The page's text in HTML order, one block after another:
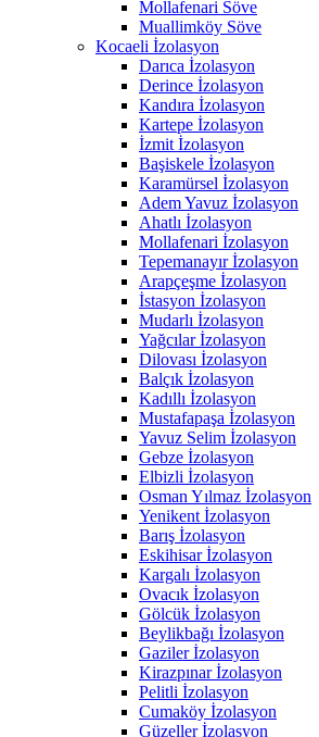
Mollafenari Söve
Muallimköy Söve
Kocaeli İzolasyon
Darıca İzolasyon
Derince İzolasyon
Kandıra İzolasyon
Kartepe İzolasyon
İzmit İzolasyon
Başiskele İzolasyon
Karamürsel İzolasyon
Adem Yavuz İzolasyon
Ahatlı İzolasyon
Mollafenari İzolasyon
Tepemanayır İzolasyon
Arapçeşme İzolasyon
İstasyon İzolasyon
Mudarlı İzolasyon
Yağcılar İzolasyon
Dilovası İzolasyon
Balçık İzolasyon
Kadıllı İzolasyon
Mustafapaşa İzolasyon
Yavuz Selim İzolasyon
Gebze İzolasyon
Elbizli İzolasyon
Osman Yılmaz İzolasyon
Yenikent İzolasyon
Barış İzolasyon
Eskihisar İzolasyon
Kargalı İzolasyon
Ovacık İzolasyon
Gölcük İzolasyon
Beylikbağı İzolasyon
Gaziler İzolasyon
Kirazpınar İzolasyon
Pelitli İzolasyon
Cumaköy İzolasyon
Güzeller İzolasyon